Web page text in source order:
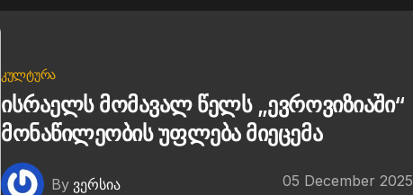
ᲙᲣᲚᲢᲣᲠᲐ
ისრაელს მომავალ წელს „ევროვიზიაში“
მონაწილეობის უფლება მიეცემა
By ვერსია 05 December 2025